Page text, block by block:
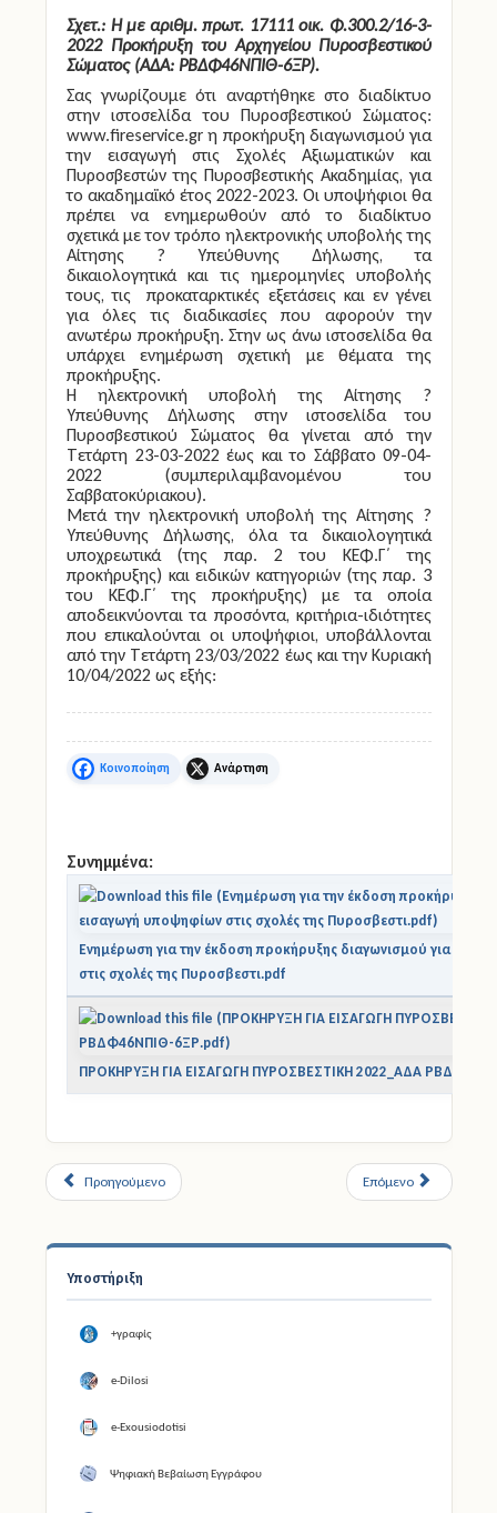
Υποστήριξη
+γραφίς
e-Dilosi
e-Exousiodotisi
Ψηφιακή Βεβαίωση Εγγράφου
Σχετ.: Η με αριθμ. πρωτ. 17111 οικ. Φ.300.2/16-3-
2022 Προκήρυξη του Αρχηγείου Πυροσβεστικού
Σώματος (ΑΔΑ: ΡΒΔΦ46ΝΠΙΘ-6ΞΡ).
Σας γνωρίζουμε ότι αναρτήθηκε στο διαδίκτυο
στην ιστοσελίδα του Πυροσβεστικού Σώματος:
www.fireservice.grη προκήρυξη διαγωνισμού για
την εισαγωγή στις Σχολές Αξιωματικών και
Πυροσβεστών της Πυροσβεστικής Ακαδημίας, για
το ακαδημαϊκό έτος 2022-2023. Οι υποψήφιοι θα
πρέπει να ενημερωθούν από το διαδίκτυο
σχετικά με τον τρόπο ηλεκτρονικής υποβολής της
Αίτησης ? Υπεύθυνης Δήλωσης, τα
δικαιολογητικά και τις ημερομηνίες υποβολής
τους, τις προκαταρκτικές εξετάσεις και εν γένει
για όλες τις διαδικασίες που αφορούν την
ανωτέρω προκήρυξη. Στην ως άνω ιστοσελίδα θα
υπάρχει ενημέρωση σχετική με θέματα της
προκήρυξης.
Η ηλεκτρονική υποβολή της Αίτησης ?
Υπεύθυνης Δήλωσης στην ιστοσελίδα του
Πυροσβεστικού Σώματος θα γίνεται από την
Τετάρτη 23-03-2022 έως και το Σάββατο 09-04-
2022 (συμπεριλαμβανομένου του
Σαββατοκύριακου).
Μετά την ηλεκτρονική υποβολή της Αίτησης ?
Υπεύθυνης Δήλωσης, όλα τα δικαιολογητικά
υποχρεωτικά (της παρ. 2 του ΚΕΦ.Γ΄ της
προκήρυξης) και ειδικών κατηγοριών (της παρ. 3
του ΚΕΦ.Γ΄ της προκήρυξης) με τα οποία
αποδεικνύονται τα προσόντα, κριτήρια-ιδιότητες
που επικαλούνται οι υποψήφιοι, υποβάλλονται
από την Τετάρτη 23/03/2022 έως και την Κυριακή
10/04/2022 ως εξής:
Facebook X
Συνημμένα:
Ενημέρωση για την έκδοση προκήρυξης διαγωνισμού για την
στις σχολές της Πυροσβεστι.pdf
ΠΡΟΚΗΡΥΞΗ ΓΙΑ ΕΙΣΑΓΩΓΗ ΠΥΡΟΣΒΕΣΤΙΚΗ 2022_ΑΔΑ
Προηγούμενο Επόμενο